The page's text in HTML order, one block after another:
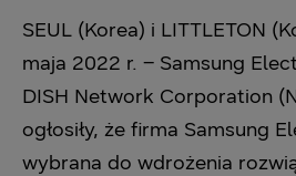
SEUL (Korea) i LITTLETON
maja 2022 r. – Samsung
DISH Network Corporation
ogłosiły, że firma Samsung
wybrana do wdrożenia